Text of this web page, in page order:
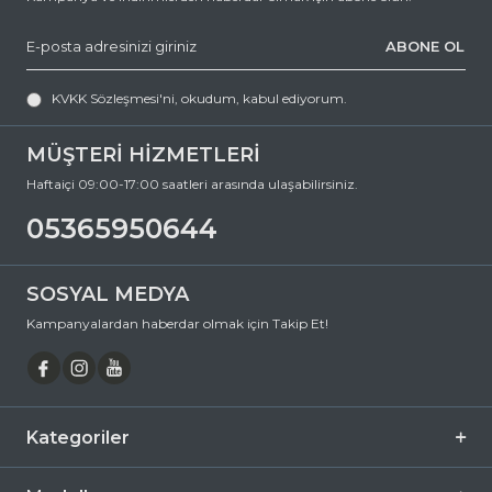
e-posta adresimize yazabilirsiniz.
aksesuardır. Bu fırsatı kaçırmayın ve hemen sepetinize ekleyin.
Ürün Açıklaması
Çerçeve Şekli Dikdörtgen
Çerçeve Rengi
Çerçeve Materyali Asetat
Cam Rengi
Degrade Hayır
Polarize
Ayna Hayır
Fotokromik
MÜŞTERİ HİZMETLERİ
Haftaiçi 09:00-17:00 saatleri arasında ulaşabilirsiniz.
05365950644
ABONE OL
KVKK Sözleşmesi'ni, okudum, kabul ediyorum.
SOSYAL MEDYA
Kampanyalardan haberdar olmak için Takip Et!
Kategoriler